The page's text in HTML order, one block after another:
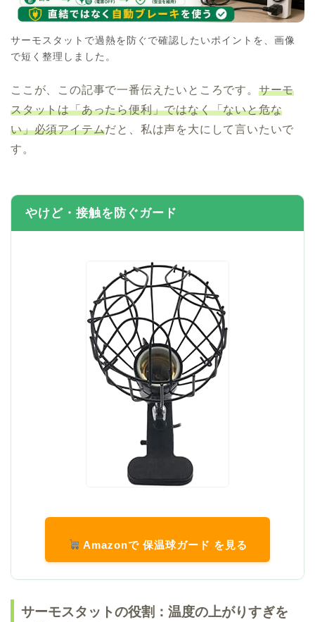
サーモスタットで過熱を防ぐで確認したいポイントを、画像
で短く整理しました。
ここが、この記事で一番伝えたいところです。 サーモ
スタットは「あったら便利」ではなく「ないと危な
い」必須アイテムだと、私は声を大にして言いたいで
す。
やけど・接触を防ぐガード
Amazonで 保温球ガード を見る
サーモスタットの役割：温度の上がりすぎを